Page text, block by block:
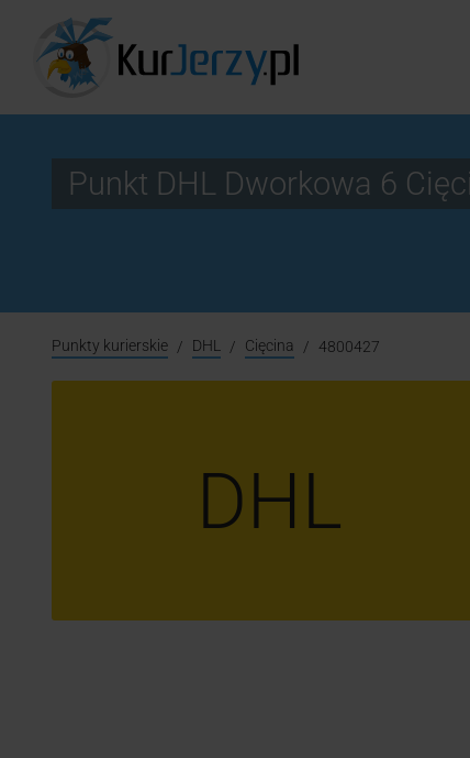
Punkt DHL Dworkowa 6
Punkty kurierskie DHL Cięcina 4800427
DHL